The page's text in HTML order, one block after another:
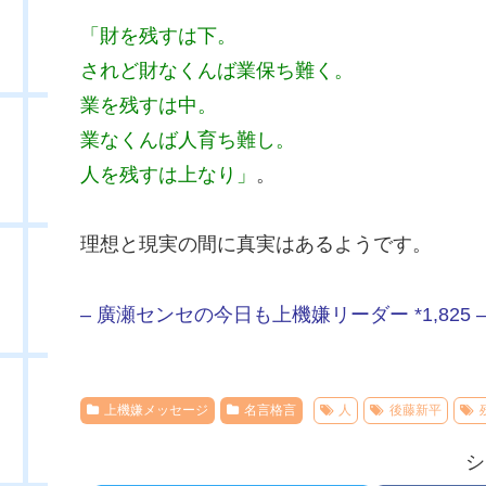
「財を残すは下。
されど財なくんば業保ち難く。
業を残すは中。
業なくんば人育ち難し。
人を残すは上なり」 。
理想と現実の間に真実はあるようです。
– 廣瀬センセの今日も上機嫌リーダー *1,825 –
上機嫌メッセージ 名言格言 人 後藤新平